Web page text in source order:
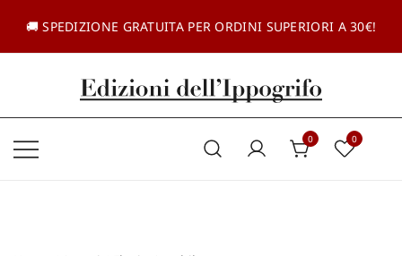
🚚 SPEDIZIONE GRATUITA PER ORDINI SUPERIORI A 30€!
Edizioni dell'Ippogrifo
Casa editrice dal 1985
0 0